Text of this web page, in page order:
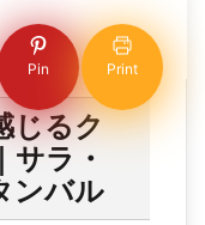
Pin Print
じるク
サラ・
ンバル